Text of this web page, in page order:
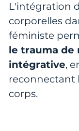
L'intégration
corporelles
féministe
le trauma de
intégrative,
reconnectant
corps.